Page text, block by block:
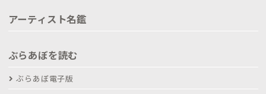
アーティスト名鑑
ぶらあぼを読む
ぶらあぼ電子版